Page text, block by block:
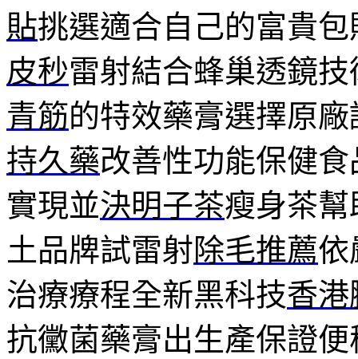
貼挑選適合自己的富貴
皮秒雷射結合蜂巢透鏡
青筋的特效藥膏選擇原
持久藥改善性功能保健
實現並決明子茶瘦身茶
土品牌試雷射除毛推薦依
治療療程全新黑科技香港
抗黴菌藥膏出生產保證